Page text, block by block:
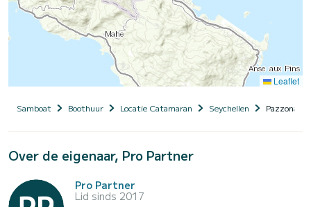
Leaflet
Samboat Boothuur Locatie Catamaran Seychellen Pazzona II
Over de eigenaar, Pro Partner
Pro Partner
Lid sinds 2017